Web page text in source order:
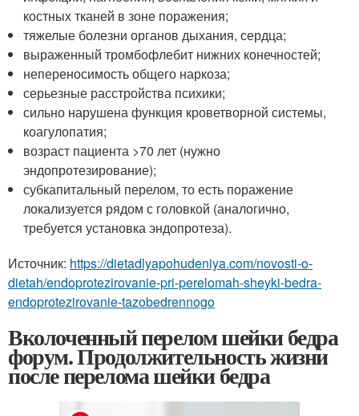
костных тканей в зоне поражения;
тяжелые болезни органов дыхания, сердца;
выраженный тромбофлебит нижних конечностей;
непереносимость общего наркоза;
серьезные расстройства психики;
сильно нарушена функция кроветворной системы,
коагулопатия;
возраст пациента >70 лет (нужно
эндопротезирование);
субкапитальный перелом, то есть поражение
локализуется рядом с головкой (аналогично,
требуется установка эндопротеза).
Источник: https://dietadlyapohudeniya.com/novosti-o-
dietah/endoprotezirovanie-pri-perelomah-sheyki-bedra-
endoprotezirovanie-tazobedrennogo
Вколоченный перелом шейки бедра
форум. Продолжительность жизни
после перелома шейки бедра